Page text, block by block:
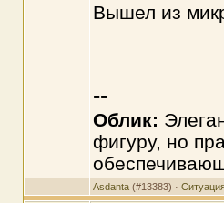
Вышел из
--
Облик:
фигуру, но
Asdanta(#13383) ·